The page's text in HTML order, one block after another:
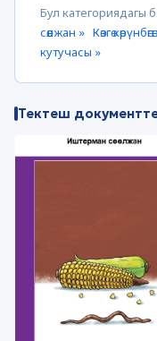
Бул категориядагы
сөөлжан » Көзгө
кутучасы »
Тектеш